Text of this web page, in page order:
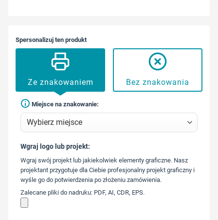
Spersonalizuj ten produkt
Ze znakowaniem Bez znakowania
Miejsce na znakowanie:
573 568
217
Wgraj logo lub projekt:
Wgraj swój projekt lub jakiekolwiek elementy graficzne. Nasz
projektant przygotuje dla Ciebie profesjonalny projekt graficzny i
wyśle go do potwierdzenia po złożeniu zamówienia.
Zalecane pliki do nadruku: PDF, AI, CDR, EPS.